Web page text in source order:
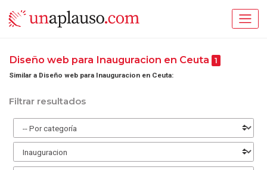
Diseño web para Inauguracion en Ceuta 1
Similar a Diseño web para Inauguracion en Ceuta:
Filtrar resultados